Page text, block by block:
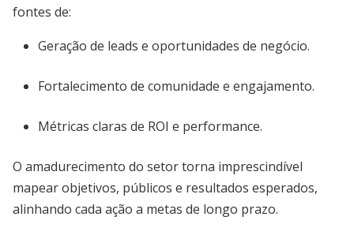
fontes de:
Geração de leads e oportunidades de negócio.
Fortalecimento de comunidade e engajamento.
Métricas claras de ROI e performance.
O amadurecimento do setor torna imprescindível
mapear objetivos, públicos e resultados esperados,
alinhando cada ação a metas de longo prazo.